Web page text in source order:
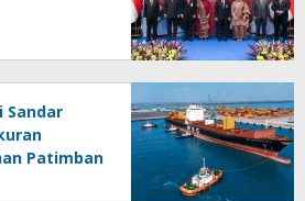
Sandar
Patimban